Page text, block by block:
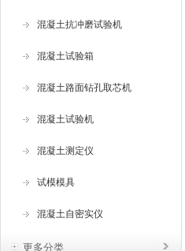
混凝土抗冲磨试验机
混凝土试验箱
混凝土路面钻孔取芯机
混凝土试验机
混凝土测定仪
试模模具
混凝土自密实仪
更多分类